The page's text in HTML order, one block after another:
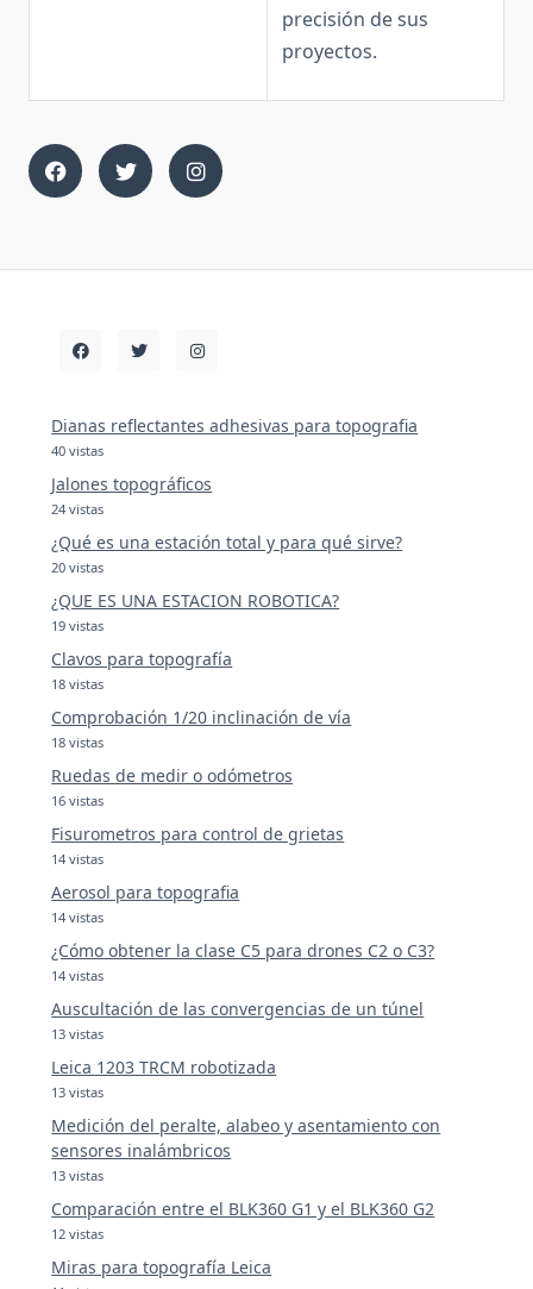
precisión de sus
proyectos.
Dianas reflectantes adhesivas para topografia
40 vistas
Jalones topográficos
24 vistas
¿Qué es una estación total y para qué sirve?
20 vistas
¿QUE ES UNA ESTACION ROBOTICA?
19 vistas
Clavos para topografía
18 vistas
Comprobación 1/20 inclinación de vía
18 vistas
Ruedas de medir o odómetros
16 vistas
Fisurometros para control de grietas
14 vistas
Aerosol para topografia
14 vistas
¿Cómo obtener la clase C5 para drones C2 o C3?
14 vistas
Auscultación de las convergencias de un túnel
13 vistas
Leica 1203 TRCM robotizada
13 vistas
Medición del peralte, alabeo y asentamiento con
sensores inalámbricos
13 vistas
Comparación entre el BLK360 G1 y el BLK360 G2
12 vistas
Miras para topografía Leica